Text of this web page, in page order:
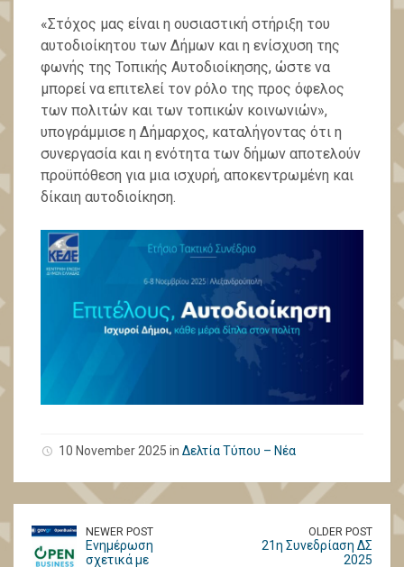
«Στόχος μας είναι η ουσιαστική στήριξη του
αυτοδιοίκητου των Δήμων και η ενίσχυση της
φωνής της Τοπικής Αυτοδιοίκησης, ώστε να
μπορεί να επιτελεί τον ρόλο της προς όφελος
των πολιτών και των τοπικών κοινωνιών»,
υπογράμμισε η Δήμαρχος, καταλήγοντας ότι η
συνεργασία και η ενότητα των δήμων αποτελούν
προϋπόθεση για μια ισχυρή, αποκεντρωμένη και
δίκαιη αυτοδιοίκηση.
10 November 2025 in Δελτία Τύπου – Νέα
NEWER POST
Ενημέρωση
σχετικά με
OLDER POST
21η Συνεδρίαση ΔΣ
2025